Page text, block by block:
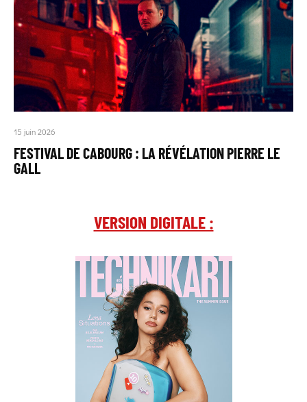
15 juin 2026
FESTIVAL DE CABOURG : LA RÉVÉLATION PIERRE LE
GALL
VERSION DIGITALE :